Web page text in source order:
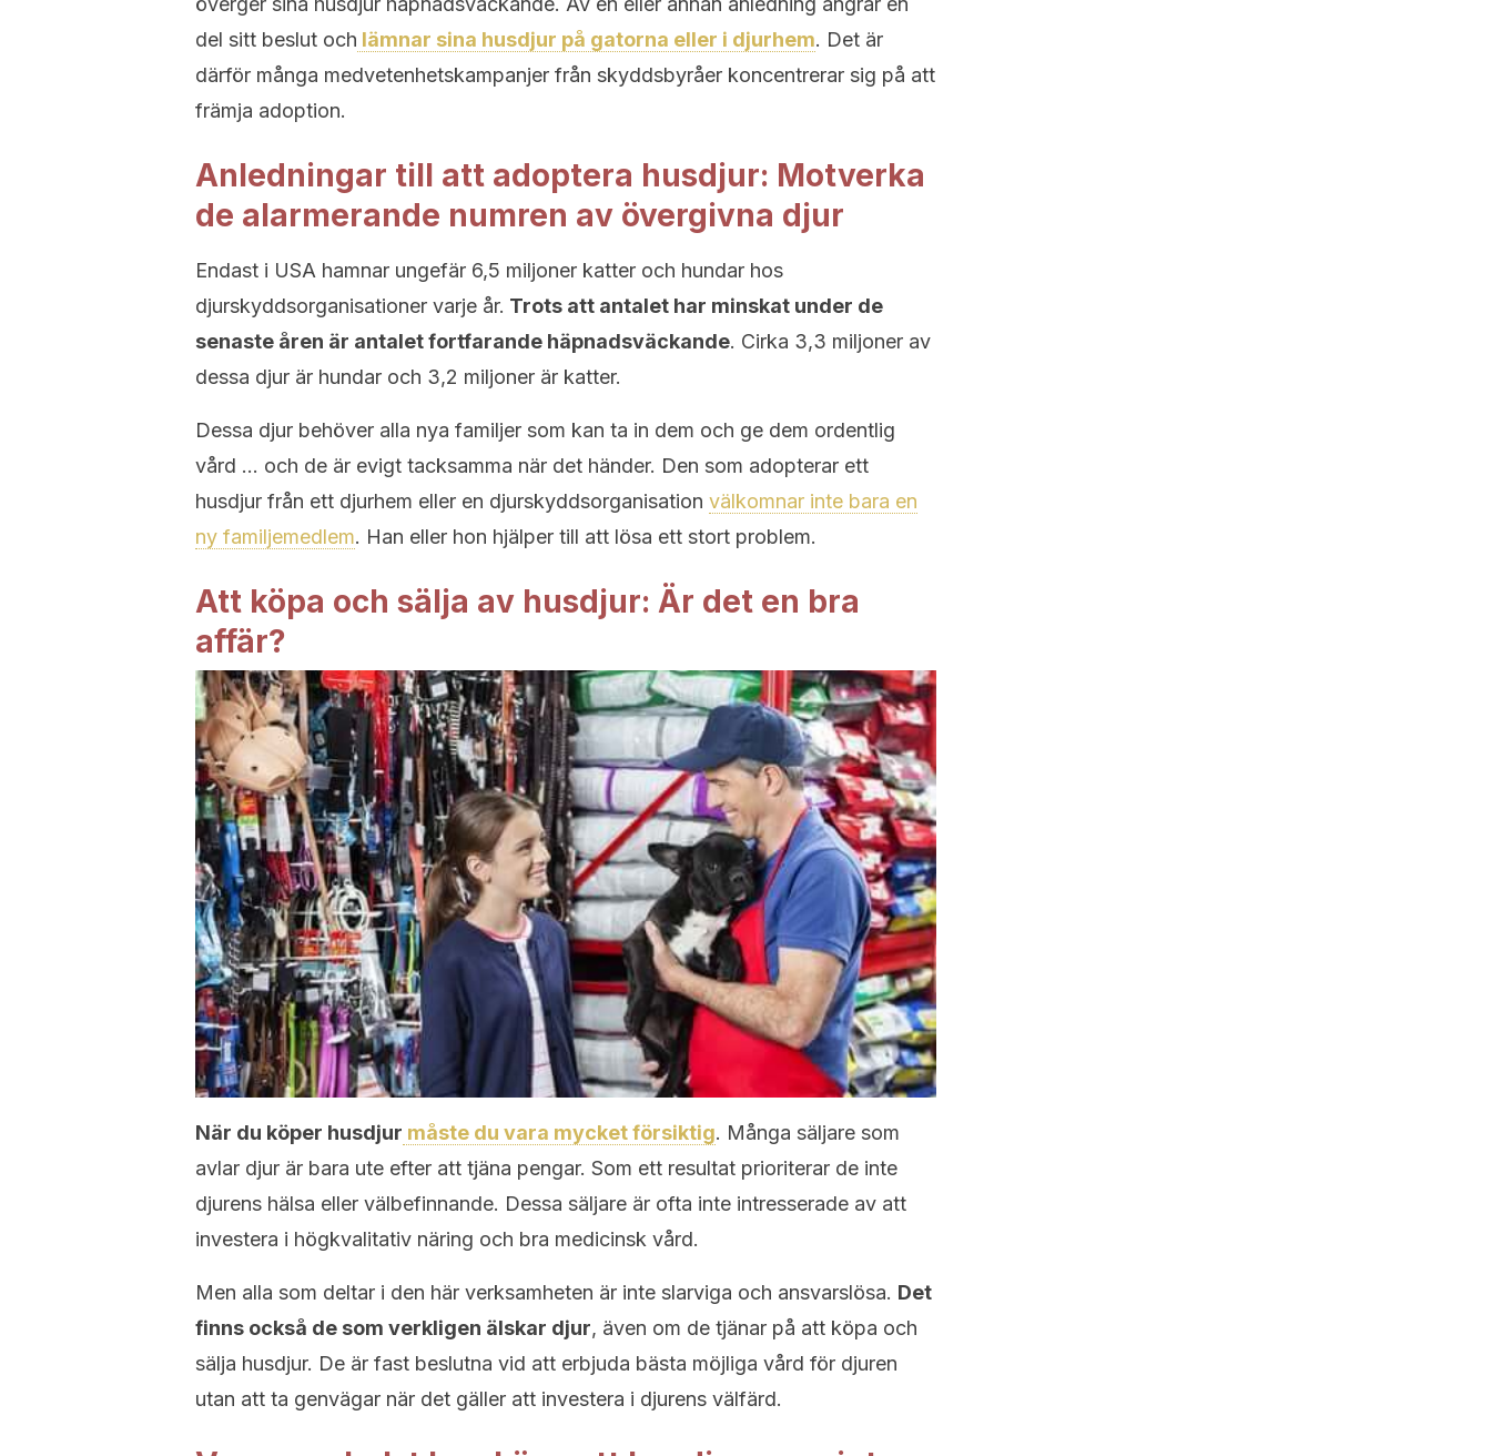
del sitt beslut och lämnar sina husdjur på gatorna eller i djurhem. Det är
därför många medvetenhetskampanjer från skyddsbyråer koncentrerar sig på att
främja adoption.
Anledningar till att adoptera husdjur: Motverka
de alarmerande numren av övergivna djur
Endast i USA hamnar ungefär 6,5 miljoner katter och hundar hos
djurskyddsorganisationer varje år. Trots att antalet har minskat under de
senaste åren är antalet fortfarande häpnadsväckande. Cirka 3,3 miljoner av
dessa djur är hundar och 3,2 miljoner är katter.
Dessa djur behöver alla nya familjer som kan ta in dem och ge dem ordentlig
vård … och de är evigt tacksamma när det händer. Den som adopterar ett
husdjur från ett djurhem eller en djurskyddsorganisation välkomnar inte bara en
ny familjemedlem. Han eller hon hjälper till att lösa ett stort problem.
Att köpa och sälja av husdjur: Är det en bra
affär?
När du köper husdjur måste du vara mycket försiktig. Många säljare som
avlar djur är bara ute efter att tjäna pengar. Som ett resultat prioriterar de inte
djurens hälsa eller välbefinnande. Dessa säljare är ofta inte intresserade av att
investera i högkvalitativ näring och bra medicinsk vård.
Men alla som deltar i den här verksamheten är inte slarviga och ansvarslösa. Det
finns också de som verkligen älskar djur, även om de tjänar på att köpa och
sälja husdjur. De är fast beslutna vid att erbjuda bästa möjliga vård för djuren
utan att ta genvägar när det gäller att investera i djurens välfärd.